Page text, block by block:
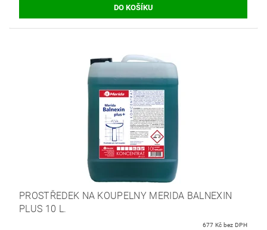
PROSTŘEDEK NA KOUPELNY MERIDA BALNEXIN
PLUS 10 L.
677 Kč bez DPH